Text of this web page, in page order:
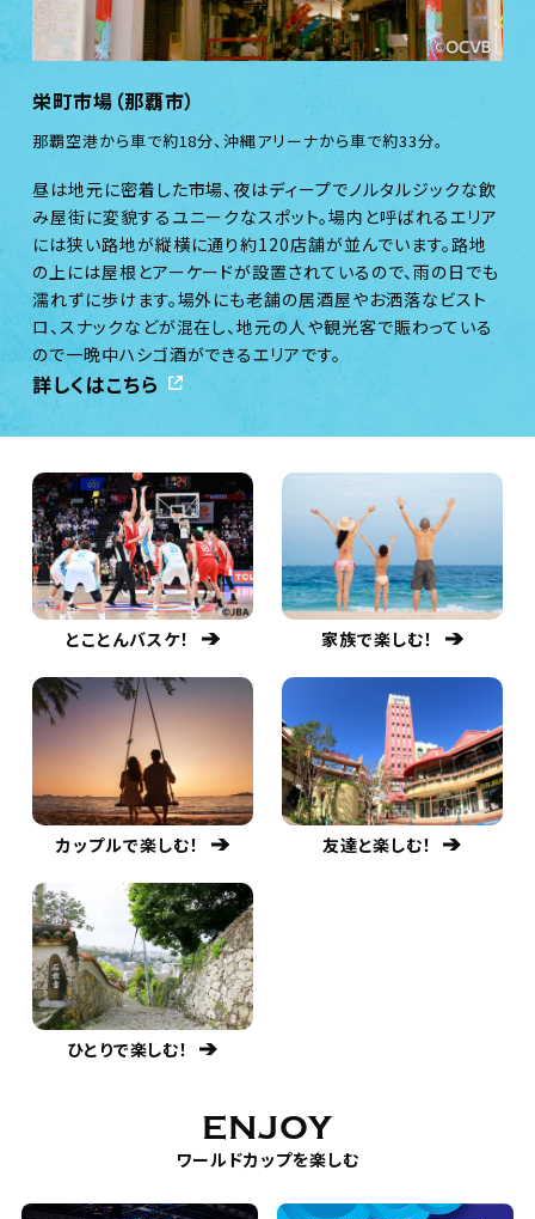
栄町市場（那覇市）
那覇空港から車で約18分、沖縄アリーナから車で約33分。
昼は地元に密着した市場、夜はディープでノルタルジックな飲
み屋街に変貌するユニークなスポット。場内と呼ばれるエリア
には狭い路地が縦横に通り約120店舗が並んでいます。路地
の上には屋根とアーケードが設置されているので、雨の日でも
濡れずに歩けます。場外にも老舗の居酒屋やお洒落なビスト
ロ、スナックなどが混在し、地元の人や観光客で賑わっている
ので一晩中ハシゴ酒ができるエリアです。
詳しくはこちら
とことんバスケ！ 家族で楽しむ！
カップルで楽しむ！ 友達と楽しむ！
ひとりで楽しむ！
ENJOY
ワールドカップを楽しむ